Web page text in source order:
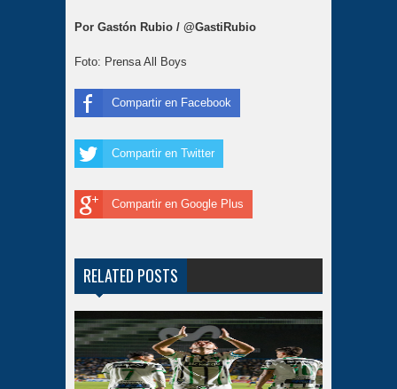
Por Gastón Rubio / @GastiRubio
Foto: Prensa All Boys
Compartir en Facebook
Compartir en Twitter
Compartir en Google Plus
RELATED POSTS